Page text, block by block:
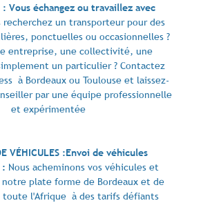
: Vous échangez ou travaillez avec
recherchez un transporteur pour des
ponctuelles ou occasionnelles ?
entreprise, une collectivité, une
un particulier ? Contactez
à Bordeaux ou Toulouse et laissez-
par une équipe professionnelle
et expérimentée
VÉHICULES :Envoi de véhicules
Nous acheminons vos véhicules et
notre plate forme de Bordeaux et de
toute l'Afrique à des tarifs défiants